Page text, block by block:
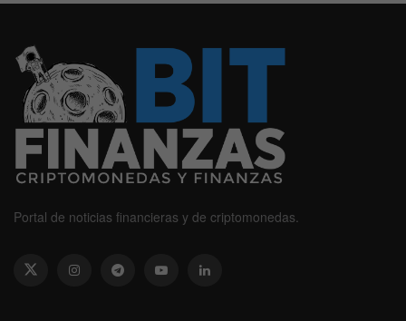
Portal de noticias financieras y de criptomonedas.